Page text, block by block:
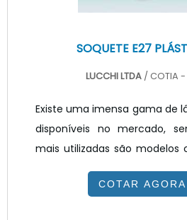
SOQUETE E27
LUCCHI LTDA / COTIA -
Existe uma imensa gama de
disponíveis no mercado,
mais utilizadas são modelos
base e27, de forma que
fluorescentes compactas
COTAR AGORA